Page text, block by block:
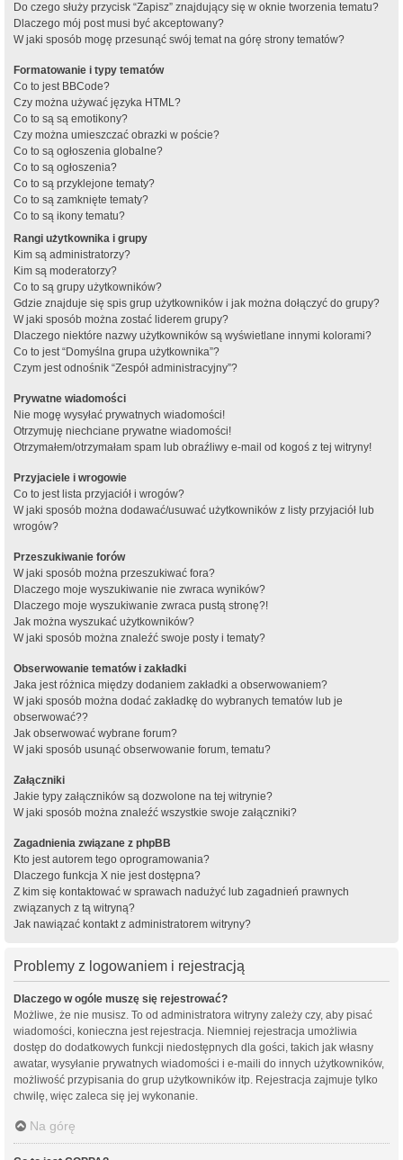
Do czego służy przycisk “Zapisz” znajdujący się w oknie tworzenia tematu?
Dlaczego mój post musi być akceptowany?
W jaki sposób mogę przesunąć swój temat na górę strony tematów?
Formatowanie i typy tematów
Co to jest BBCode?
Czy można używać języka HTML?
Co to są są emotikony?
Czy można umieszczać obrazki w poście?
Co to są ogłoszenia globalne?
Co to są ogłoszenia?
Co to są przyklejone tematy?
Co to są zamknięte tematy?
Co to są ikony tematu?
Rangi użytkownika i grupy
Kim są administratorzy?
Kim są moderatorzy?
Co to są grupy użytkowników?
Gdzie znajduje się spis grup użytkowników i jak można dołączyć do grupy?
W jaki sposób można zostać liderem grupy?
Dlaczego niektóre nazwy użytkowników są wyświetlane innymi kolorami?
Co to jest “Domyślna grupa użytkownika”?
Czym jest odnośnik “Zespół administracyjny”?
Prywatne wiadomości
Nie mogę wysyłać prywatnych wiadomości!
Otrzymuję niechciane prywatne wiadomości!
Otrzymałem/otrzymałam spam lub obraźliwy e-mail od kogoś z tej witryny!
Przyjaciele i wrogowie
Co to jest lista przyjaciół i wrogów?
W jaki sposób można dodawać/usuwać użytkowników z listy przyjaciół lub
wrogów?
Przeszukiwanie forów
W jaki sposób można przeszukiwać fora?
Dlaczego moje wyszukiwanie nie zwraca wyników?
Dlaczego moje wyszukiwanie zwraca pustą stronę?!
Jak można wyszukać użytkowników?
W jaki sposób można znaleźć swoje posty i tematy?
Obserwowanie tematów i zakładki
Jaka jest różnica między dodaniem zakładki a obserwowaniem?
W jaki sposób można dodać zakładkę do wybranych tematów lub je
obserwować??
Jak obserwować wybrane forum?
W jaki sposób usunąć obserwowanie forum, tematu?
Załączniki
Jakie typy załączników są dozwolone na tej witrynie?
W jaki sposób można znaleźć wszystkie swoje załączniki?
Zagadnienia związane z phpBB
Kto jest autorem tego oprogramowania?
Dlaczego funkcja X nie jest dostępna?
Z kim się kontaktować w sprawach nadużyć lub zagadnień prawnych
związanych z tą witryną?
Jak nawiązać kontakt z administratorem witryny?
Problemy z logowaniem i rejestracją
Dlaczego w ogóle muszę się rejestrować?
Możliwe, że nie musisz. To od administratora witryny zależy czy, aby pisać
wiadomości, konieczna jest rejestracja. Niemniej rejestracja umożliwia
dostęp do dodatkowych funkcji niedostępnych dla gości, takich jak własny
awatar, wysyłanie prywatnych wiadomości i e-maili do innych użytkowników,
możliwość przypisania do grup użytkowników itp. Rejestracja zajmuje tylko
chwilę, więc zaleca się jej wykonanie.
Na górę